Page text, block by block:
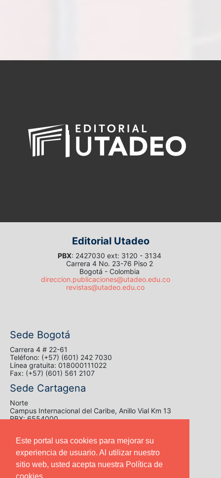
Este portal usa cookies para mejorar su
experiencia de usuario. Al utilizar nuestro
sitio web, usted acepta nuestra Política de
cookies.
Editorial Utadeo
PBX: 2427030 ext: 3120 - 3134
Carrera 4 No. 23-76 Piso 2
Bogotá - Colombia
direccion.publicaciones@utadeo.edu.co
revistas@utadeo.edu.co
Sede Bogotá
Carrera 4 # 22-61
Teléfono: (+57) (601) 242 7030
Línea gratuita: 018000111022
Fax: (+57) (601) 561 2107
Sede Cartagena
Norte
Campus Internacional del Caribe, Anillo Vial Km 13
PBX: 6554000
PBX: 6647400
Sede Santa Marta
Carrera 2 # 11 - 68 Edificio Mundo Marino